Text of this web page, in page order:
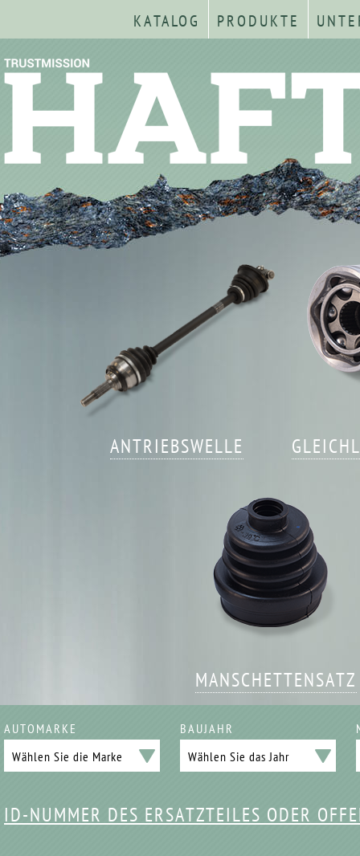
KATALOG PRODUKTE
ANTRIEBSWELLE
MANSCHETTENSATZ
AUTOMARKE BAUJAHR
ID-NUMMER DES ERSATZTEILES ODER